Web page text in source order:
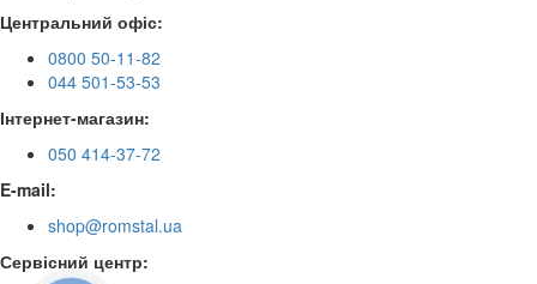
Центральний офіс:
0800 50-11-82
044 501-53-53
Інтернет-магазин:
050 414-37-72
E-mail:
shop@romstal.ua
Сервісний центр: